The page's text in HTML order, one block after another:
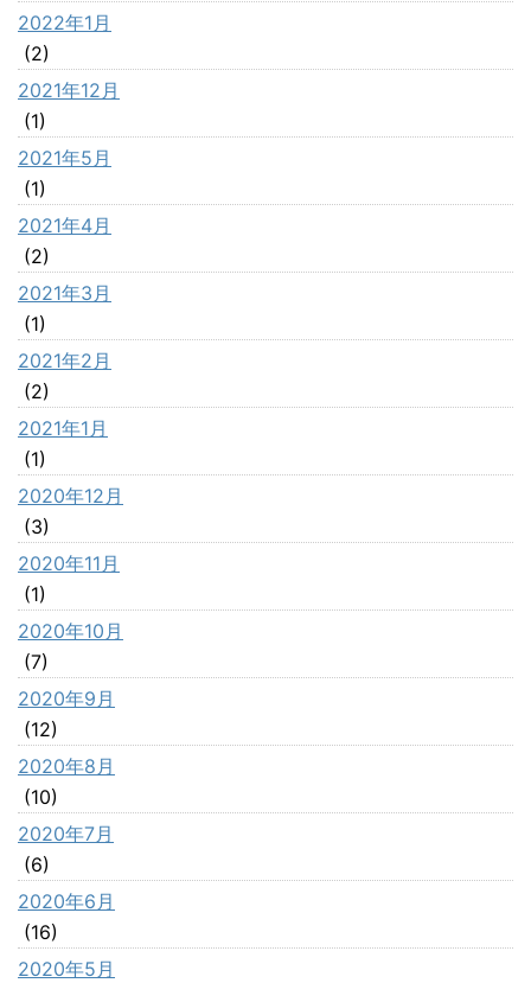
2022年1月
(2)
2021年12月
(1)
2021年5月
(1)
2021年4月
(2)
2021年3月
(1)
2021年2月
(2)
2021年1月
(1)
2020年12月
(3)
2020年11月
(1)
2020年10月
(7)
2020年9月
(12)
2020年8月
(10)
2020年7月
(6)
2020年6月
(16)
2020年5月